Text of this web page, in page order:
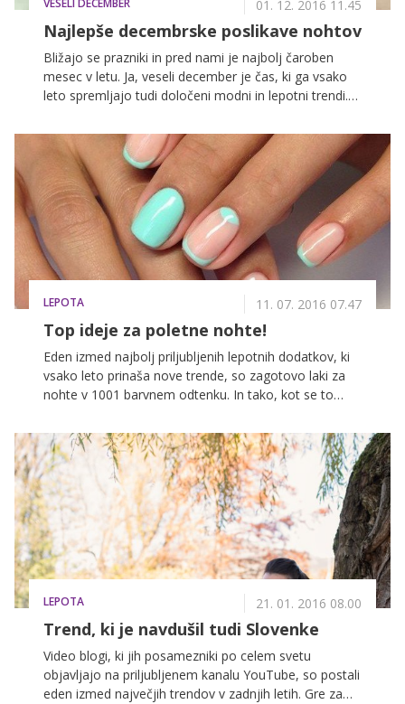
VESELI DECEMBER 01. 12. 2016 11.45
Najlepše decembrske poslikave nohtov
Bližajo se prazniki in pred nami je najbolj čaroben
mesec v letu. Ja, veseli december je čas, ki ga vsako
leto spremljajo tudi določeni modni in lepotni trendi.
zimskih barvah, kot sta rdeča in bela, izstopajo pa naj
tudi vaši nohti. V galeriji smo za vas izbrali nekaj
prekrasnih manikur in morda med njimi najdete idejo
za vašo najljubšo decembrsko poslikavo nohtov!
LEPOTA 11. 07. 2016 07.47
Top ideje za poletne nohte!
Eden izmed najbolj priljubljenih lepotnih dodatkov, ki
vsako leto prinaša nove trende, so zagotovo laki za
nohte v 1001 barvnem odtenku. In tako, kot se to
poletje prinaša barvne odtenke, ki bodo veljali za
najbolj priljubljene. Poleg simpatičnih poslikav nohtov
znova kraljujejo pastelni odtenki kot so mint, svetlo
modra in breskev, manjkal ne bo niti bel lak,
porjavelost pa bodo lepo poudarili laki v neonskih
odtenkih.
LEPOTA 21. 01. 2016 08.00
Trend, ki je navdušil tudi Slovenke
Video blogi, ki jih posamezniki po celem svetu
objavljajo na priljubljenem kanalu YouTube, so postali
eden izmed največjih trendov v zadnjih letih. Gre za